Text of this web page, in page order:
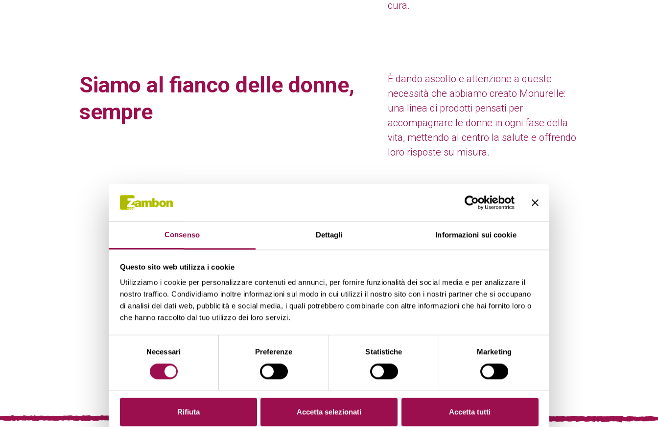
Consenso Dettagli Informazioni sui cookie
Questo sito web utilizza i cookie
Utilizziamo i cookie per personalizzare contenuti ed annunci, per fornire funzionalità dei social media e per analizzare il
nostro traffico. Condividiamo inoltre informazioni sul modo in cui utilizzi il nostro sito con i nostri partner che si occupano
di analisi dei dati web, pubblicità e social media, i quali potrebbero combinarle con altre informazioni che hai fornito loro o
che hanno raccolto dal tuo utilizzo dei loro servizi.
Necessari Preferenze Statistiche Marketing
Rifiuta Accetta selezionati Accetta tutti
cura.
Siamo al fianco delle donne,
sempre
È dando ascolto e attenzione a queste
necessità che abbiamo creato Monurelle:
una linea di prodotti pensati per
accompagnare le donne in ogni fase della
vita, mettendo al centro la salute e offrendo
loro risposte su misura.